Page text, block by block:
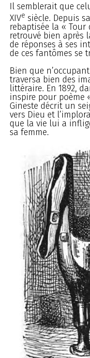
Il semblerait que
XIVe siècle. Depuis
rebaptisée la «
retrouvé bien après
de réponses à ses
de ces fantômes se
Bien que
traversa bien des
littéraire. En 1892,
inspire pour poème
Gineste décrit un
vers Dieu et
que la vie lui a
sa femme.